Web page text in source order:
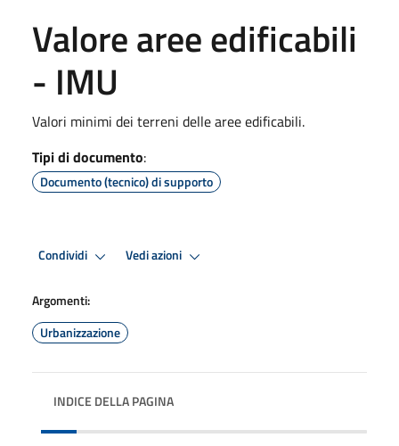
Valore aree edificabili
- IMU
Valori minimi dei terreni delle aree edificabili.
Tipi di documento:
Documento (tecnico) di supporto
Condividi Vedi azioni
Argomenti:
Urbanizzazione
INDICE DELLA PAGINA